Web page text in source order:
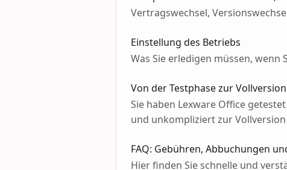
Vertragswechsel,
Einstellung des Betriebs
Was Sie erledigen müssen, wenn
Von der Testphase zur
Sie haben Lexware Office
und unkompliziert zur
FAQ: Gebühren, Abbuchungen
Hier finden Sie schnelle und